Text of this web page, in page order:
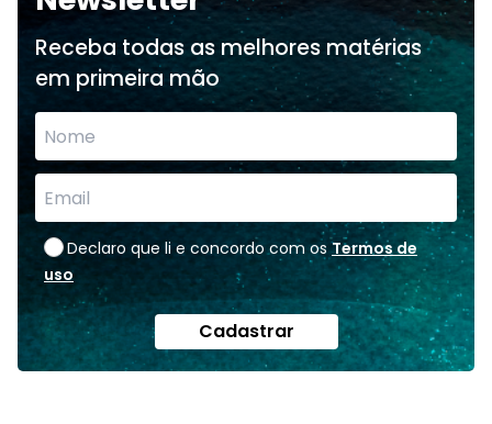
Receba todas as melhores matérias
em primeira mão
Declaro que li e concordo com os Termos de
uso
Cadastrar